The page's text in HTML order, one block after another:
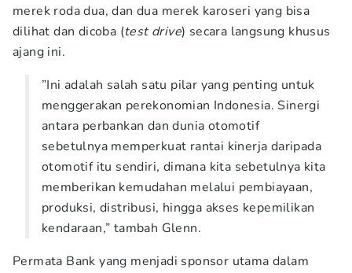
merek roda dua, dan dua merek karoseri yang bisa
dilihat dan dicoba (test drive) secara langsung khusus
ajang ini.
”Ini adalah salah satu pilar yang penting untuk
menggerakan perekonomian Indonesia. Sinergi
antara perbankan dan dunia otomotif
sebetulnya memperkuat rantai kinerja daripada
otomotif itu sendiri, dimana kita sebetulnya kita
memberikan kemudahan melalui pembiayaan,
produksi, distribusi, hingga akses kepemilikan
kendaraan,” tambah Glenn.
Permata Bank yang menjadi sponsor utama dalam